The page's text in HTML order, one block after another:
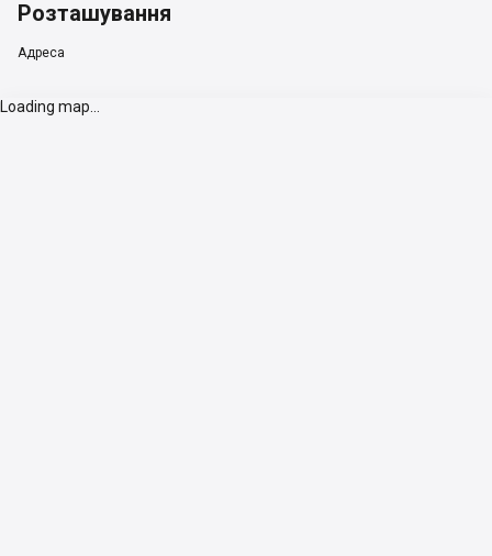
Розташування
Адреса
Loading map...